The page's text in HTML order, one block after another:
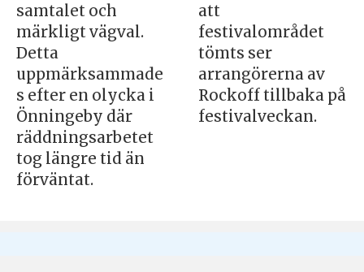
samtalet och
märkligt vägval.
Detta
uppmärksammade
s efter en olycka i
Önningeby där
räddningsarbetet
tog längre tid än
förväntat.
att
festivalområdet
tömts ser
arrangörerna av
Rockoff tillbaka på
festivalveckan.